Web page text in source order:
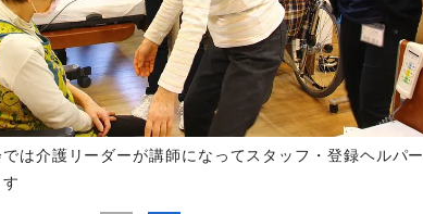
は介護リーダーが講師になってスタッフ・登録ヘルパー